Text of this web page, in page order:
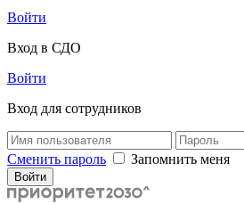
Войти
Вход в СДО
Войти
Вход для сотрудников
Сменить пароль Запомнить меня